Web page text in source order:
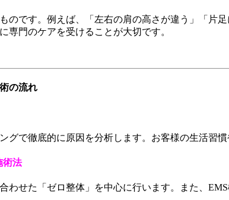
のです。例えば、「左右の肩の高さが違う」「片
専門のケアを受けることが大切です。
の流れ
グで徹底的に原因を分析します。お客様の生活習
術法
わせた「ゼロ整体」を中心に行います。また、